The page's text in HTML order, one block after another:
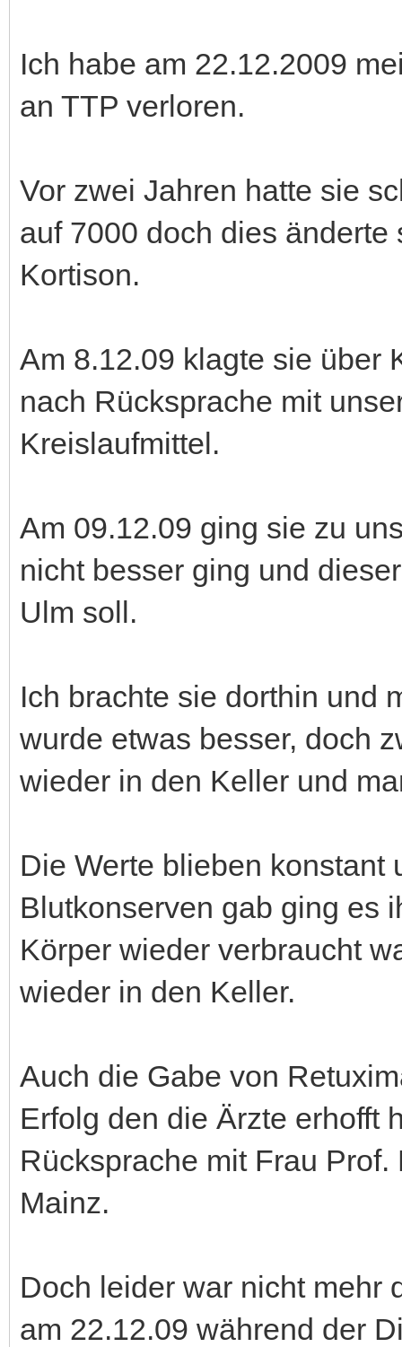
Ich habe am 22.12.2009
an TTP verloren.
Vor zwei Jahren hatte sie
auf 7000 doch dies
Kortison.
Am 8.12.09 klagte sie über
nach Rücksprache mit
Kreislaufmittel.
Am 09.12.09 ging sie zu
nicht besser ging und
Ulm soll.
Ich brachte sie dorthin und
wurde etwas besser, doch
wieder in den Keller und
Die Werte blieben konstant
Blutkonserven gab ging es
Körper wieder verbraucht
wieder in den Keller.
Auch die Gabe von
Erfolg den die Ärzte erhofft
Rücksprache mit Frau
Mainz.
Doch leider war nicht mehr
am 22.12.09 während der